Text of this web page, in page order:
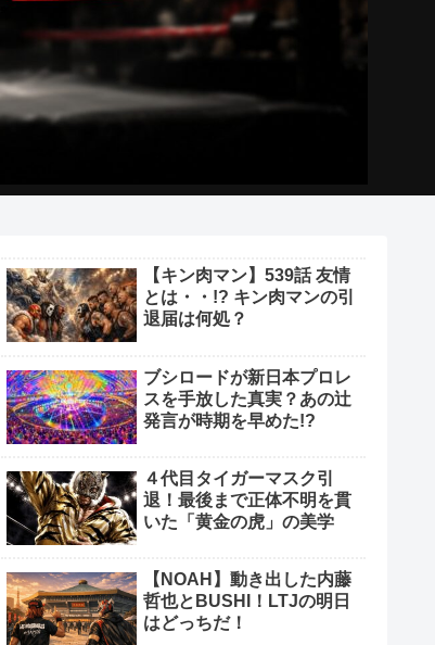
【キン肉マン】539話 友情
とは・・!? キン肉マンの引
退届は何処？
ブシロードが新日本プロレ
スを手放した真実？あの辻
発言が時期を早めた!?
４代目タイガーマスク引
退！最後まで正体不明を貫
いた「黄金の虎」の美学
【NOAH】動き出した内藤
哲也とBUSHI！LTJの明日
はどっちだ！